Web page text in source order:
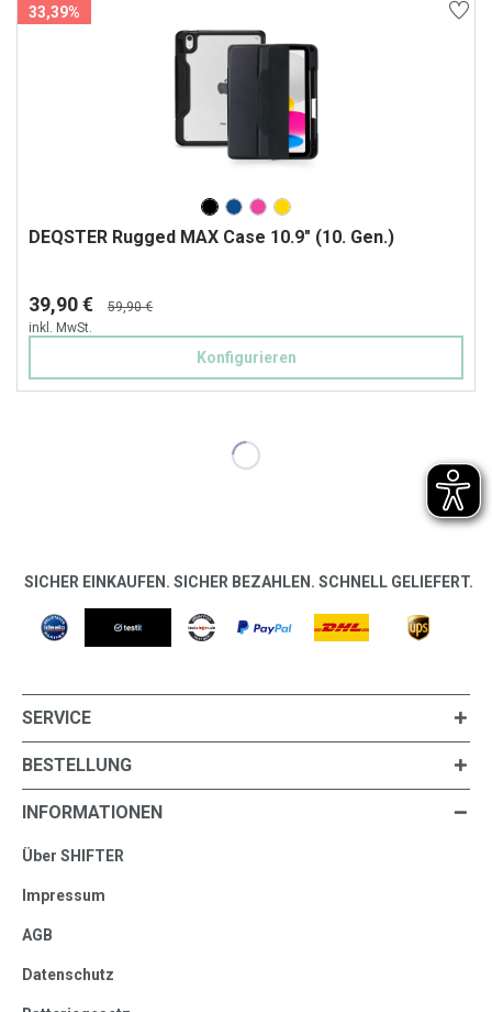
33,39%
DEQSTER Rugged MAX Case 10.9" (10. Gen.)
39,90 €
59,90 €
inkl. MwSt.
Konfigurieren
SICHER EINKAUFEN. SICHER BEZAHLEN. SCHNELL GELIEFERT.
SERVICE
BESTELLUNG
INFORMATIONEN
Über SHIFTER
Impressum
AGB
Datenschutz